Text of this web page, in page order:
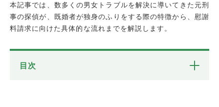
本記事では、数多くの男女トラブルを解決に導いてきた元刑
事の探偵が、既婚者が独身のふりをする際の特徴から、慰謝
料請求に向けた具体的な流れまでを解説します。
目次